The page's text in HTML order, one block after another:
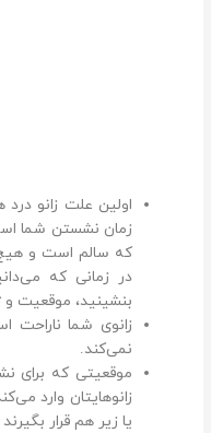
اولین علت زانو
زمان نشستن شما
که سالم است و
در زمانی که
بنشینید، موقعیت
زانوی شما
نمی‌کند.
موقعیتی که برای
زانو‌هایتان وارد
یا زیر هم قرار